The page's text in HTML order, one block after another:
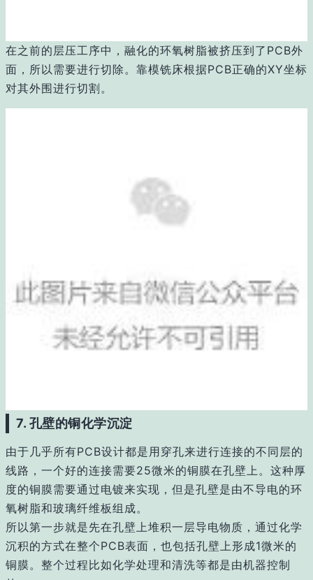
在之前的层压工序中，融化的环氧树脂被挤压到了PCB外
面，所以需要进行切除。靠模铣床根据PCB正确的XY坐标
对其外围进行切割。
7. 孔壁的铜化学沉淀
由于几乎所有PCB设计都是用穿孔来进行连接的不同层的
线路，一个好的连接需要25微米的铜膜在孔壁上。这种厚
度的铜膜需要通过电镀来实现，但是孔壁是由不导电的环
氧树脂和玻璃纤维板组成。
所以第一步就是先在孔壁上堆积一层导电物质，通过化学
沉积的方式在整个PCB表面，也包括孔壁上形成1微米的
铜膜。整个过程比如化学处理和清洗等都是由机器控制